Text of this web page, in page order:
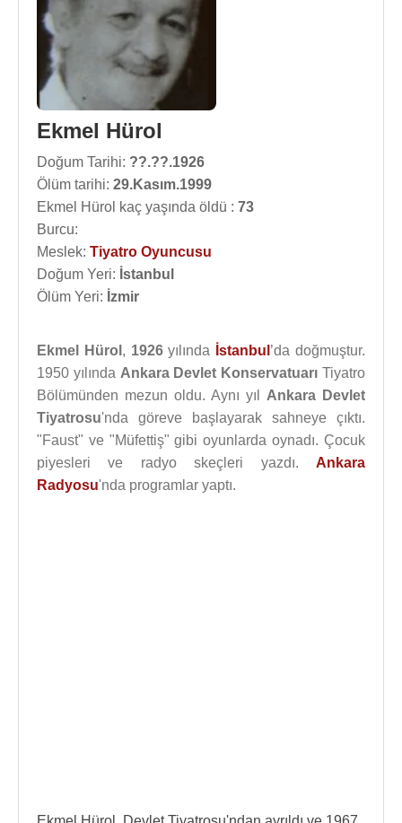
Ekmel Hürol
Doğum Tarihi: ??.??.1926
Ölüm tarihi: 29.Kasım.1999
Ekmel Hürol kaç yaşında öldü : 73
Burcu:
Meslek: Tiyatro Oyuncusu
Doğum Yeri: İstanbul
Ölüm Yeri: İzmir
Ekmel Hürol , 1926yılında İstanbul ’da doğmuştur.
1950 yılında Ankara Devlet Konservatuarı Tiyatro
Bölümünden mezun oldu. Aynı yıl Ankara Devlet
Tiyatrosu'nda göreve başlayarak sahneye çıktı.
"Faust" ve "Müfettiş" gibi oyunlarda oynadı. Çocuk
piyesleri ve radyo skeçleri yazdı. Ankara
Radyosu'nda programlar yaptı.